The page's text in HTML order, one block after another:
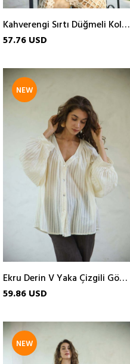
Kahverengi Sırtı Düğmeli Kolsuz Keten Bluz
57.76 USD
Ekru Derin V Yaka Çizgili Gömlek
59.86 USD
NEW
NEW